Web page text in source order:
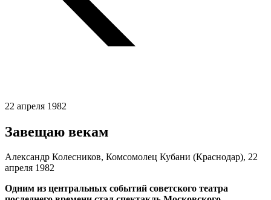
22 апреля 1982
Завещаю векам
Александр Колесников, Комсомолец Кубани (Краснодар), 22
апреля 1982
Одним из центральных событий советского театра